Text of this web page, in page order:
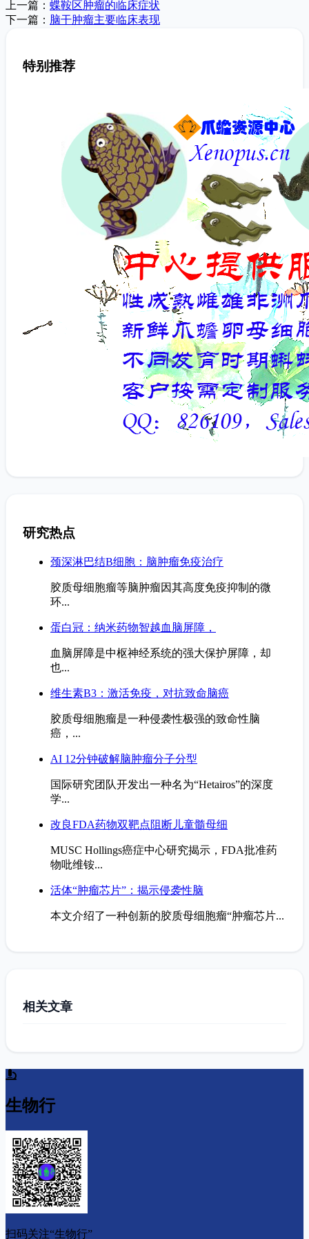
上一篇： 蝶鞍区肿瘤的临床症状
下一篇： 脑干肿瘤主要临床表现
特别推荐
研究热点
颈深淋巴结B细胞：脑肿瘤免疫治疗
胶质母细胞瘤等脑肿瘤因其高度免疫抑制的微
环...
蛋白冠：纳米药物智越血脑屏障，
血脑屏障是中枢神经系统的强大保护屏障，却
也...
维生素B3：激活免疫，对抗致命脑癌
胶质母细胞瘤是一种侵袭性极强的致命性脑
癌，...
AI 12分钟破解脑肿瘤分子分型
国际研究团队开发出一种名为“Hetairos”的深度
学...
改良FDA药物双靶点阻断儿童髓母细
MUSC Hollings癌症中心研究揭示，FDA批准药
物吡维铵...
活体“肿瘤芯片”：揭示侵袭性脑
本文介绍了一种创新的胶质母细胞瘤“肿瘤芯片...
相关文章
生物行
扫码关注“生物行”